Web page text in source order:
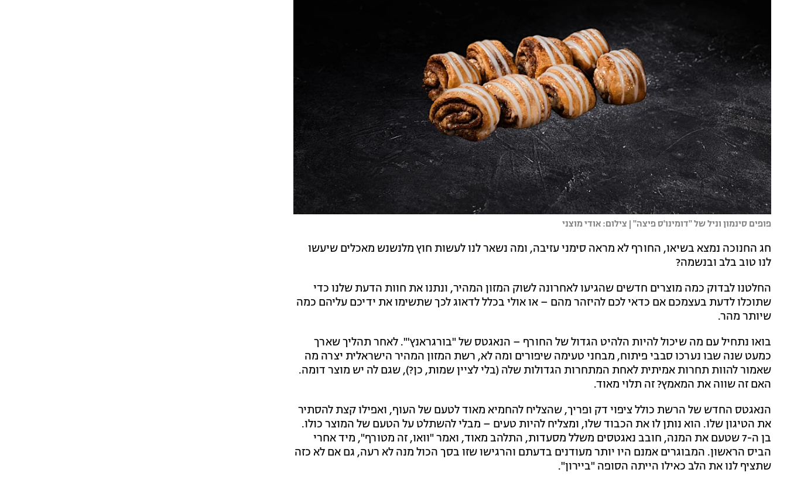
פופים סינמון וניל של "דומינו'ס פיצה" | צילום: אודי מוצני
חג החנוכה נמצא בשיאו, החורף לא מראה סימני עזיבה, ומה נשאר לנו לעשות חוץ מלנשנש מאכלים שיעשו
לנו טוב בלב ובנשמה?
החלטנו לבדוק כמה מוצרים חדשים שהגיעו לאחרונה לשוק המזון המהיר, ונתנו את חוות הדעת שלנו כדי
שתוכלו לדעת בעצמכם אם כדאי לכם להיזהר מהם – או אולי בכלל לדאוג לכך שתשימו את ידיכם עליהם כמה
שיותר מהר.
בואו נתחיל עם מה שיכול להיות הלהיט הגדול של החורף – הנאגטס של "בורגראנץ'". לאחר תהליך שארך
כמעט שנה שבו נערכו סבבי פיתוח, מבחני טעימה שיפורים ומה לא, רשת המזון המהיר הישראלית יצרה מה
שאמור להוות תחרות אמיתית לאחת המתחרות הגדולות שלה (בלי לציין שמות, כן?), שגם לה יש מוצר דומה.
האם זה שווה את המאמץ? זה תלוי מאוד.
הנאגטס החדש של הרשת כולל ציפוי דק ופריך, שהצליח להחמיא מאוד לטעם של העוף, ואפילו קצת להסתיר
את הטיגון שלו. הוא נותן לו את הכבוד שלו, ומצליח להיות טעים – מבלי להשתלט על הטעם של המוצר כולו.
בן ה-7 שטעם את המנה, חובב נאגטסים משלל מסעדות, התלהב מאוד, ואמר "וואו, זה מטורף", מיד אחרי
הביס הראשון. המבוגרים אמנם היו יותר מעודנים בדעתם והרגישו שזו בסך הכול מנה לא רעה, גם אם לא כזה
שתציף לנו את הלב כאילו הייתה הסופה "ביירון".